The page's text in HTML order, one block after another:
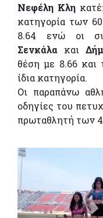
Νεφέλη Κλη
κατηγορία των
8.64 ενώ οι
Σενκάλα και
θέση με 8.66 και
ίδια κατηγορία.
Οι παραπάνω
οδηγίες του
πρωταθλητή των